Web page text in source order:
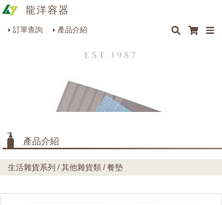
龍洋容器
訂單查詢
產品介紹
餐飲器具系列
生活雜貨系列
美容用品系列
最新消息 聯絡我們
產品介紹
生活雜貨系列 / 其他雜貨類 / 餐墊